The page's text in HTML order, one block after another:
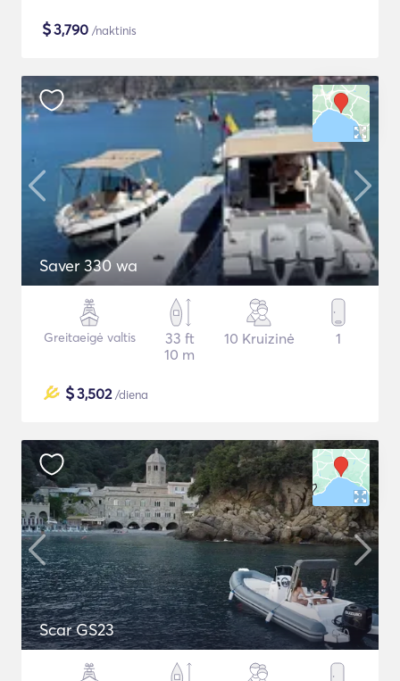
$3,790 /naktinis
Saver 330 wa
Greitaeigė valtis
33 ft
10 m
10 Kruizinė 1
$3,502/diena
Scar GS23